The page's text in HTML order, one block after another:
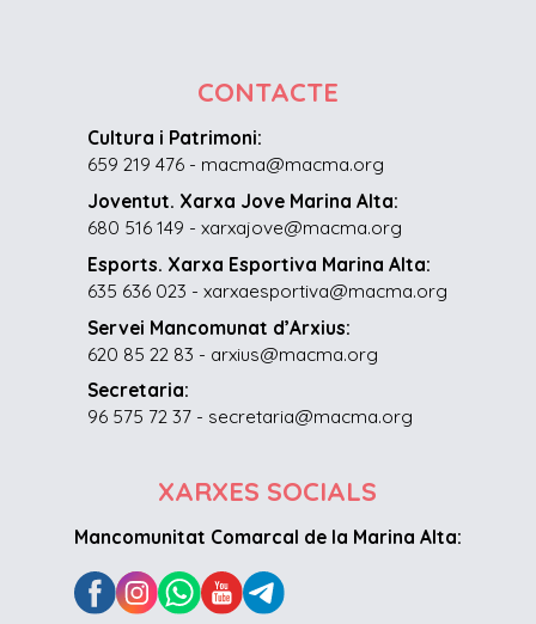
CONTACTE
Cultura i Patrimoni:
659 219 476 - macma@macma.org
Joventut. Xarxa Jove Marina Alta:
680 516 149 - xarxajove@macma.org
Esports. Xarxa Esportiva Marina Alta:
635 636 023 - xarxaesportiva@macma.org
Servei Mancomunat d’Arxius:
620 85 22 83 - arxius@macma.org
Secretaria:
96 575 72 37 - secretaria@macma.org
XARXES SOCIALS
Mancomunitat Comarcal de la Marina Alta: